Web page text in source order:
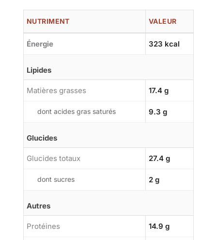
NUTRIMENT VALEUR
Énergie 323 kcal
Lipides
Matières grasses 17.4 g
dont acides gras saturés 9.3 g
Glucides
Glucides totaux 27.4 g
dont sucres 2 g
Autres
Protéines 14.9 g